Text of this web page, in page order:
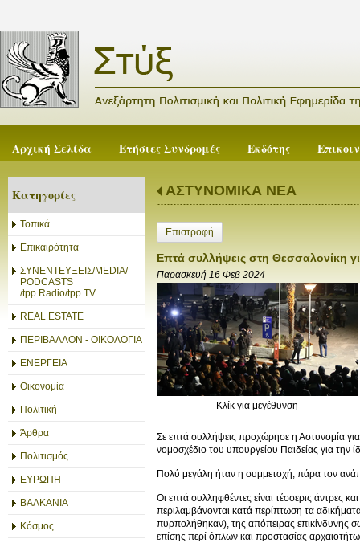
Αρχική Σελίδα Ετήσιες Συνδρομές Εκδότης
Κατηγορίες
Τοπικά
Επικαιρότητα
ΣΥΝΕΝΤΕΥΞΕΙΣ/MEDIA/
PODCASTS
/tpp.Radio/tpp.TV
REAL ESTATE
ΠΕΡΙΒΑΛΛΟΝ - ΟΙΚΟΛΟΓΙΑ
ΕΝΕΡΓΕΙΑ
Οικονομία
Πολιτική
Άρθρα
Πολιτισμός
ΕΥΡΩΠΗ
ΒΑΛΚΑΝΙΑ
Κόσμος
ΑΣΤΥΝΟΜΙΚΑ ΝΕΑ
Επιστροφή
Επτά συλλήψεις στη Θεσσαλονίκη
Παρασκευή 16 Φεβ 2024
Κλίκ για μεγέθυνση
Σε επτά συλλήψεις προχώρησε η Αστυνομία
νομοσχέδιο του υπουργείου Παιδείας για την
Πολύ μεγάλη ήταν η συμμετοχή, πάρα τον
Οι επτά συλληφθέντες είναι τέσσερις άντρες
περιλαμβάνονται κατά περίπτωση τα
πυρπολήθηκαν), της απόπειρας επικίνδυνης
επίσης περί όπλων και προστασίας